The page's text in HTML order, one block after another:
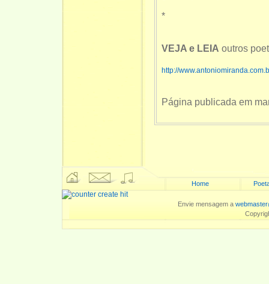
*
VEJA e LEIA outros
http://
Página publicada em
Home
Envie mensagem a